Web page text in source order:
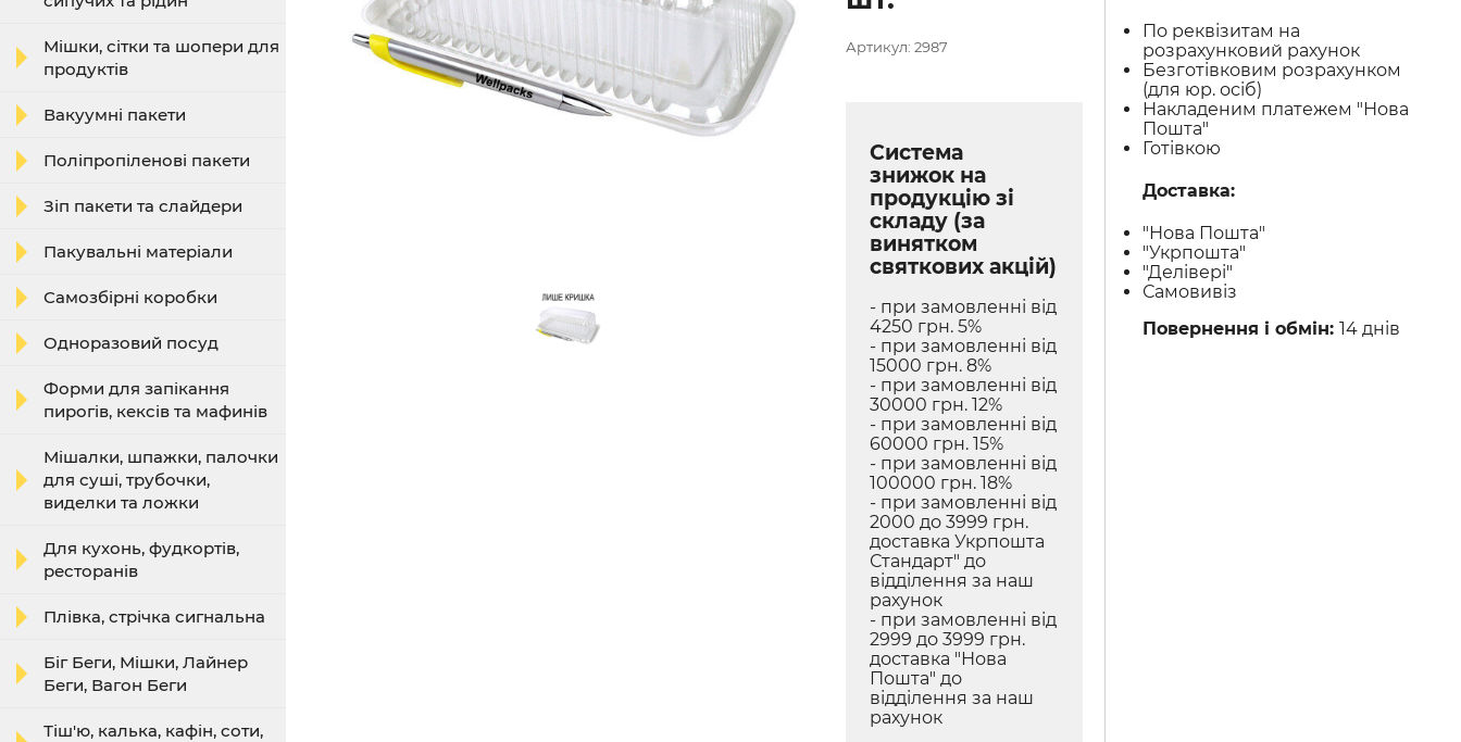
Мішки, сітки та шопери для
продуктів
Вакуумні пакети
Поліпропіленові пакети
Зіп пакети та слайдери
Пакувальні матеріали
Самозбірні коробки
Одноразовий посуд
Форми для запікання
пирогів, кексів та мафинів
Мішалки, шпажки, палочки
для суші, трубочки,
виделки та ложки
Для кухонь, фудкортів,
ресторанів
Плівка, стрічка сигнальна
Біг Беги, Мішки, Лайнер
Беги, Вагон Беги
Тіш'ю, калька, кафін, соти,
Артикул: 2987
Система
знижок на
продукцію зі
складу (за
винятком
святкових акцій)
- при замовленні від
4250 грн. 5%
- при замовленні від
15000 грн. 8%
- при замовленні від
30000 грн. 12%
- при замовленні від
60000 грн. 15%
- при замовленні від
100000 грн. 18%
- при замовленні від
2000 до 3999 грн.
доставка Укрпошта
Стандарт" до
відділення за наш
рахунок
- при замовленні від
2999 до 3999 грн.
доставка "Нова
Пошта" до
відділення за наш
рахунок
По реквізитам на
розрахунковий рахунок
Безготівковим розрахунком
(для юр. осіб)
Накладеним платежем "Нова
Пошта"
Готівкою
Доставка:
"Нова Пошта"
"Укрпошта"
"Делівері"
Самовивіз
Повернення і обмін:14 днів